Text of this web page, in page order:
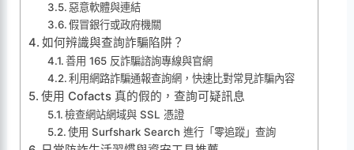
惡意軟體與連結
假冒銀行或政府機關
如何辨識與查詢詐騙陷阱？
善用 165 反詐騙諮詢專線與官網
利用網路詐騙通報查詢網，快速比對常見詐騙內容
使用 Cofacts 真的假的，查詢可疑訊息
檢查網站網域與 SSL 憑證
使用 Surfshark Search 進行「零追蹤」查詢